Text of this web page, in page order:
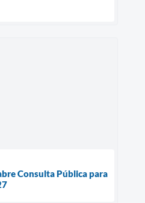
Consulta Pública para